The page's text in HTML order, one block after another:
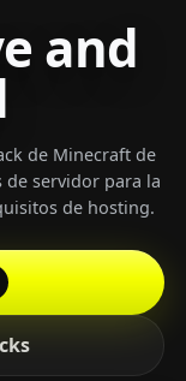
and
de Minecraft de
de servidor para la
de hosting.